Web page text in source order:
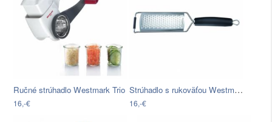
Ručné strúhadlo Westmark Trio
16,-€
Strúhadlo s rukoväťou Westmark
16,-€